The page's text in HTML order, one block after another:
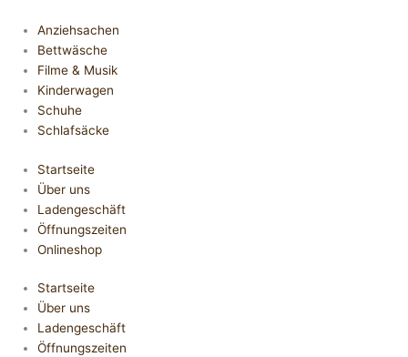
Anziehsachen
Bettwäsche
Filme & Musik
Kinderwagen
Schuhe
Schlafsäcke
Startseite
Über uns
Ladengeschäft
Öffnungszeiten
Onlineshop
Startseite
Über uns
Ladengeschäft
Öffnungszeiten